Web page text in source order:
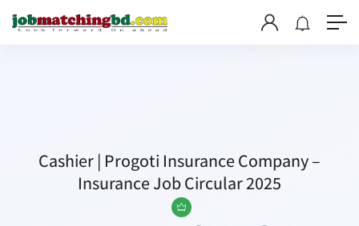
Cashier | Progoti Insurance Company –
Insurance Job Circular 2025